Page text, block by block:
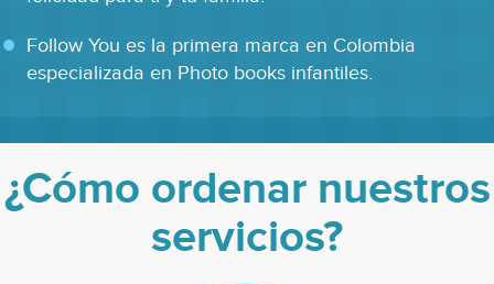
Número limitado de fotógrafos.
Follow You es la primera marca en Colombia
especializada en Photo books infantiles.
¿Cómo ordenar nuestros
servicios?